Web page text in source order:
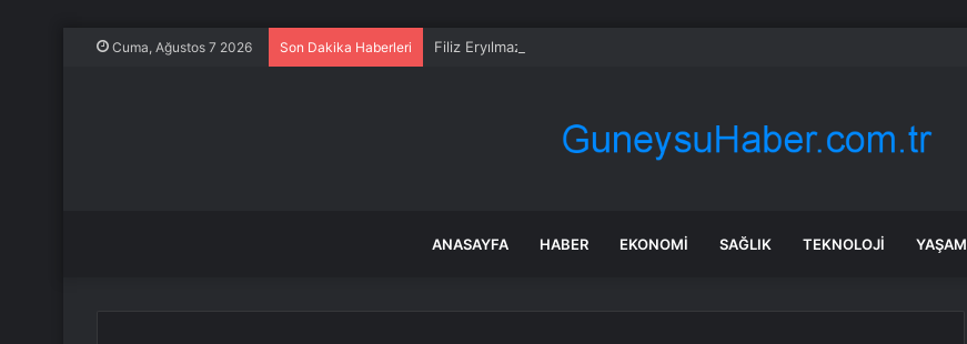
Cuma, Ağustos 7 2026 Son Dakika Haberleri Filiz Eryılmaz gram altın için rakam verdi: Yarın akşama işaret etti
ANASAYFA HABER EKONOMI SAĞLIK TEKNOLOJI YAŞAM